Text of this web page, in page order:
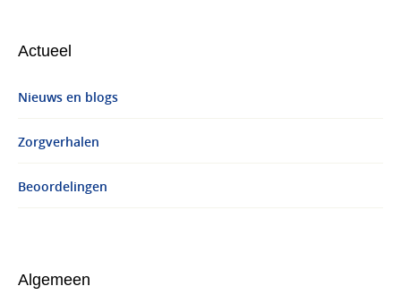
Actueel
Nieuws en blogs
Zorgverhalen
Beoordelingen
Algemeen